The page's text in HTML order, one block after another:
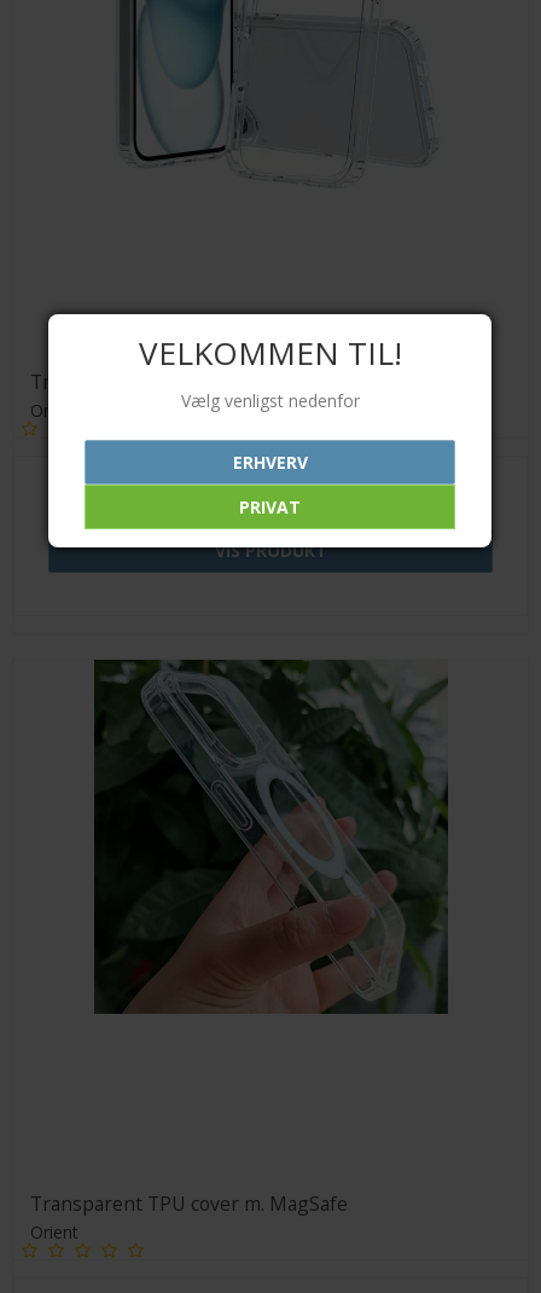
Transparent TPU cover
Orient
VIS PRODUKT
Transparent TPU cover m. MagSafe
Orient
VELKOMMEN TIL!
Vælg venligst nedenfor
ERHVERV
PRIVAT